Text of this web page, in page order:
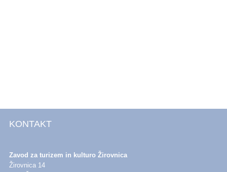
KONTAKT
Zavod za turizem in kulturo Žirovnica
Žirovnica 14